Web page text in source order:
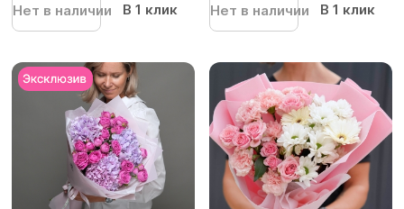
Нет в наличии В 1 клик Нет в наличии В 1 клик